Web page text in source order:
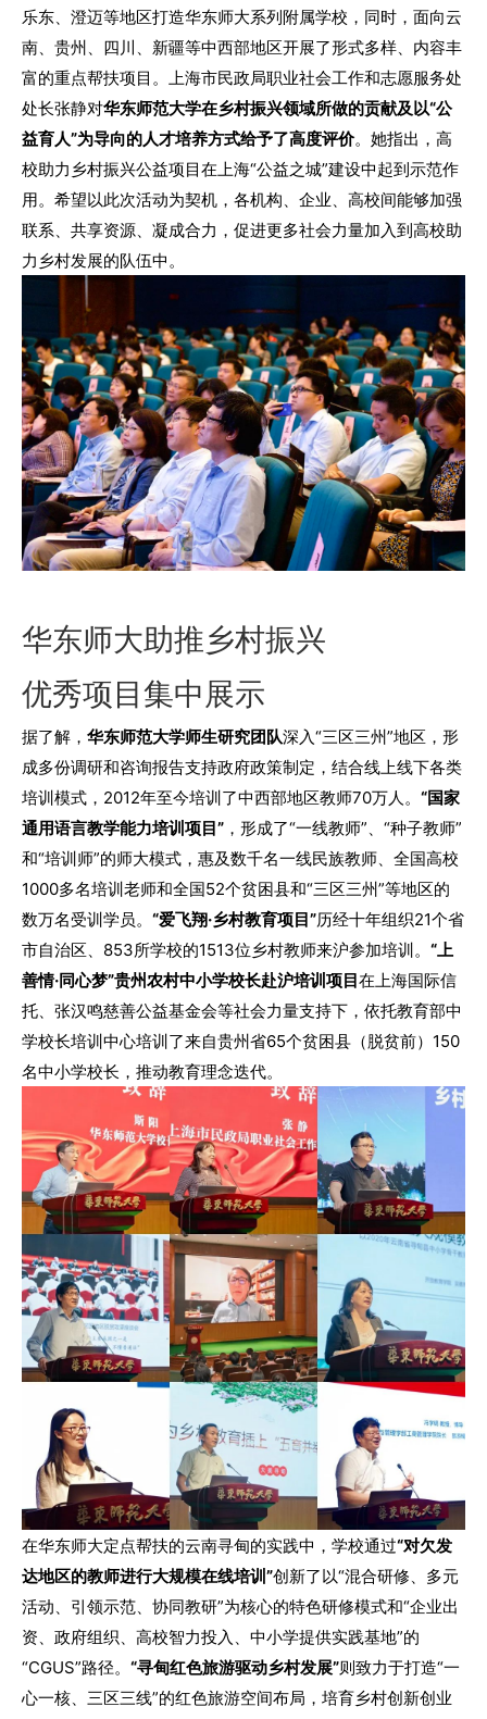
乐东、澄迈等地区打造华东师大系列附属学校，同时，面向云
南、贵州、四川、新疆等中西部地区开展了形式多样、内容丰
富的重点帮扶项目。上海市民政局职业社会工作和志愿服务处
处长张静对华东师范大学在乡村振兴领域所做的贡献及以“公
益育人”为导向的人才培养方式给予了高度评价。她指出，高
校助力乡村振兴公益项目在上海“公益之城”建设中起到示范作
用。希望以此次活动为契机，各机构、企业、高校间能够加强
联系、共享资源、凝成合力，促进更多社会力量加入到高校助
力乡村发展的队伍中。
华东师大助推乡村振兴
优秀项目集中展示
据了解， 华东师范大学师生研究团队深入“三区三州”地区，形
成多份调研和咨询报告支持政府政策制定，结合线上线下各类
培训模式，2012年至今培训了中西部地区教师70万人。 “国家
通用语言教学能力培训项目” ，形成了“一线教师”、“种子教师”
和“培训师”的师大模式，惠及数千名一线民族教师、全国高校
1000多名培训老师和全国52个贫困县和“三区三州”等地区的
数万名受训学员。 “爱飞翔·乡村教育项目”历经十年组织21个省
市自治区、853所学校的1513位乡村教师来沪参加培训。 “上
善情·同心梦”贵州农村中小学校长赴沪培训项目在上海国际信
托、张汉鸣慈善公益基金会等社会力量支持下，依托教育部中
学校长培训中心培训了来自贵州省65个贫困县（脱贫前）150
名中小学校长，推动教育理念迭代。
在华东师大定点帮扶的云南寻甸的实践中，学校通过“对欠发
达地区的教师进行大规模在线培训”创新了以“混合研修、多元
活动、引领示范、协同教研”为核心的特色研修模式和“企业出
资、政府组织、高校智力投入、中小学提供实践基地”的
“CGUS”路径。 “寻甸红色旅游驱动乡村发展”则致力于打造“一
心一核、三区三线”的红色旅游空间布局，培育乡村创新创业